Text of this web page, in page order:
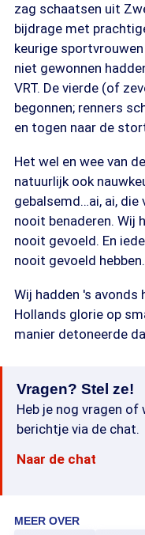
zag schaatsen uit
bijdrage met
keurige
niet gewonnen
VRT. De vierde (of
begonnen; renners
en togen naar de
Het wel en wee van
natuurlijk ook
gebalsemd…ai, ai, die
nooit benaderen. Wij
nooit gevoeld. En
nooit gevoeld hebben.
Wij hadden 's avonds
Hollands glorie op
manier detoneerde
Vragen? Stel ze!
Heb je nog vragen of
berichtje via de chat.
Naar de chat
MEER OVER